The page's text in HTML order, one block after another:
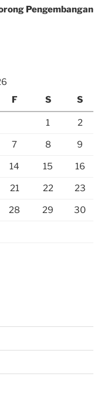
Pengembangan
F S S
1 2
7 8 9
14 15 16
21 22 23
28 29 30